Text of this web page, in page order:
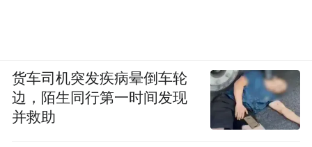
货车司机突发疾病晕倒车轮
边，陌生同行第一时间发现
并救助